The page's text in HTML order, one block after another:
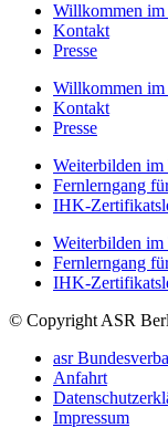
Willkommen im
Kontakt
Presse
Willkommen im
Kontakt
Presse
Weiterbilden im
Fernlerngang
IHK-
Weiterbilden im
Fernlerngang
IHK-
© Copyright ASR
asr
Anfahrt
Impressum